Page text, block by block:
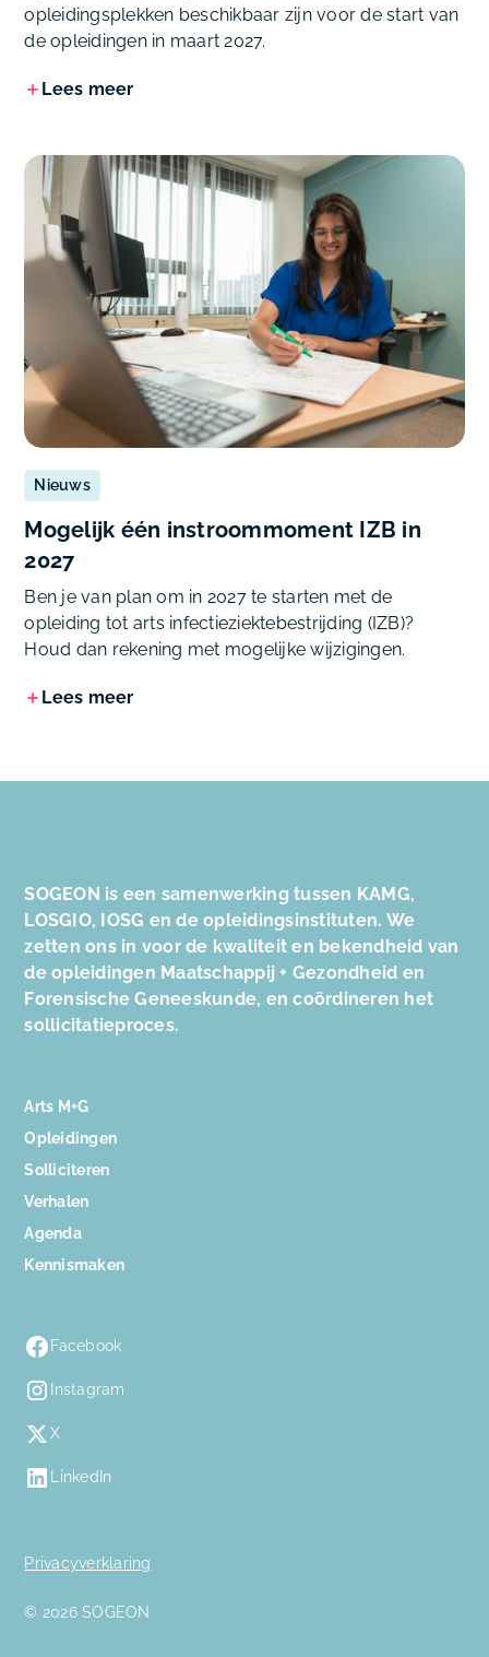
opleidingsplekken beschikbaar zijn voor de start van
de opleidingen in maart 2027.
Lees meer
Nieuws
Mogelijk één instroommoment IZB in
2027
Ben je van plan om in 2027 te starten met de
opleiding tot arts infectieziektebestrijding (IZB)?
Houd dan rekening met mogelijke wijzigingen.
Lees meer
SOGEON is een samenwerking tussen KAMG,
LOSGIO, IOSG en de opleidingsinstituten. We
zetten ons in voor de kwaliteit en bekendheid van
de opleidingen Maatschappij + Gezondheid en
Forensische Geneeskunde, en coördineren het
sollicitatieproces.
Arts M+G
Opleidingen
Solliciteren
Verhalen
Agenda
Kennismaken
Facebook
Instagram
X
LinkedIn
© 2026 SOGEON
Privacyverklaring